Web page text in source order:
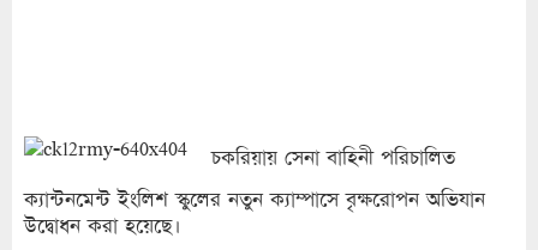
চকরিয়ায় সেনা বাহিনী পরিচালিত
ক্যান্টনমেন্ট ইংলিশ স্কুলের নতুন ক্যাম্পাসে বৃক্ষরোপন অভিযান
উদ্বোধন করা হয়েছে।